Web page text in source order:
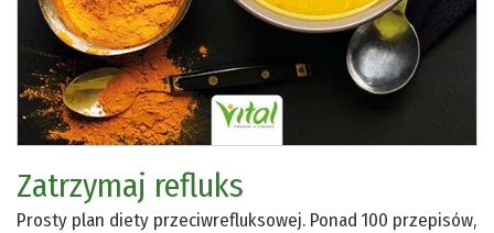
Zatrzymaj refluks
Prosty plan diety przeciwrefluksowej. Ponad 100 przepisów,